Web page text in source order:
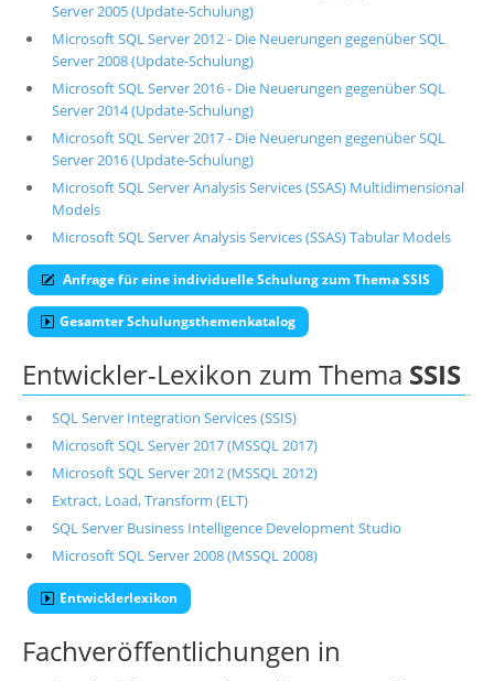
Server 2005 (Update-Schulung)
Microsoft SQL Server 2012 - Die Neuerungen gegenüber SQL
Server 2008 (Update-Schulung)
Microsoft SQL Server 2016 - Die Neuerungen gegenüber SQL
Server 2014 (Update-Schulung)
Microsoft SQL Server 2017 - Die Neuerungen gegenüber SQL
Server 2016 (Update-Schulung)
Microsoft SQL Server Analysis Services (SSAS) Multidimensional
Models
Microsoft SQL Server Analysis Services (SSAS) Tabular Models
Anfrage für eine individuelle Schulung zum Thema SSIS
Gesamter Schulungsthemenkatalog
Entwickler-Lexikon zum Thema SSIS
SQL Server Integration Services (SSIS)
Microsoft SQL Server 2017 (MSSQL 2017)
Microsoft SQL Server 2012 (MSSQL 2012)
Extract, Load, Transform (ELT)
SQL Server Business Intelligence Development Studio
Microsoft SQL Server 2008 (MSSQL 2008)
Entwicklerlexikon
Fachveröffentlichungen in